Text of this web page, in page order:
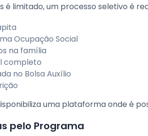
é limitado, um processo seletivo é
Ocupação Social
na família
completo
no Bolsa Auxílio
uma plataforma onde é
pelo Programa